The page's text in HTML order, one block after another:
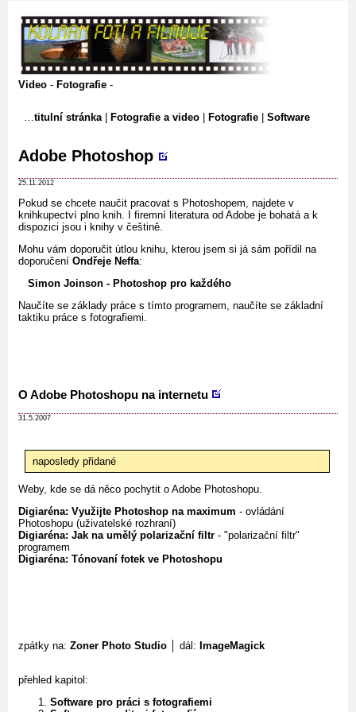
Video - Fotografie -
titulní stránka| Fotografie a video| Fotografie| Software
Adobe Photoshop
25.11.2012
Pokud se chcete naučit pracovat s Photoshopem, najdete v
knihkupectví plno knih. I firemní literatura od Adobe je bohatá a k
dispozici jsou i knihy v češtině.
Mohu vám doporučit útlou knihu, kterou jsem si já sám pořídil na
doporučení Ondřeje Neffa:
Simon Joinson - Photoshop pro každého
Naučíte se základy práce s tímto programem, naučíte se základní
taktiku práce s fotografiemi.
O Adobe Photoshopu na internetu
31.5.2007
naposledy přidané
Weby, kde se dá něco pochytit o Adobe Photoshopu.
Digiaréna: Využijte Photoshop na maximum - ovládání
Photoshopu (uživatelské rozhraní)
Digiaréna: Jak na umělý polarizační filtr - "polarizační filtr"
programem
Digiaréna: Tónovaní fotek ve Photoshopu
zpátky na: Zoner Photo Studio │ dál: ImageMagick
přehled kapitol:
Software pro práci s fotografiemi